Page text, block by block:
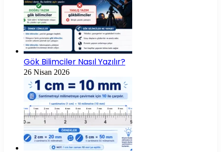
Gök Bilimciler Nasıl Yazılır?
26 Nisan 2026